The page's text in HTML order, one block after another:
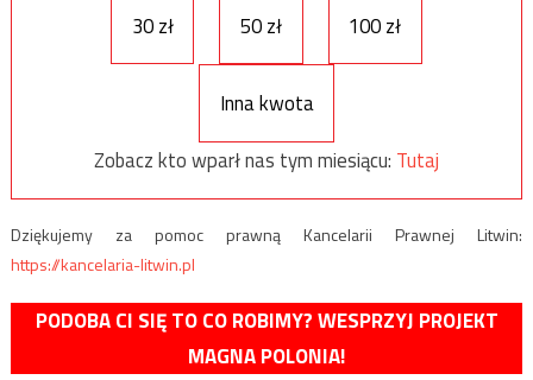
30 zł
50 zł 100 zł
Inna kwota
Zobacz kto wparł nas tym miesiącu: Tutaj
Dziękujemy za pomoc prawną Kancelarii Prawnej Litwin:
https://kancelaria-litwin.pl
PODOBA CI SIĘ TO CO ROBIMY? WESPRZYJ PROJEKT
MAGNA POLONIA!